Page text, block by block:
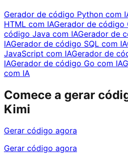
Gerador de código Python com
HTML com IAGerador de código
código Java com IAGerador de
IAGerador de código SQL com IA
JavaScript com IAGerador de
IAGerador de código Go com IA
com IA
Comece a gerar
Kimi
Gerar código agora
Gerar código agora